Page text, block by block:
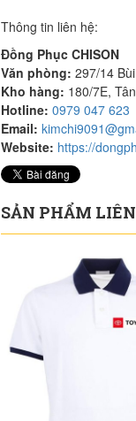
Thông tin liên hệ:
Đồng Phục CHISON
Văn phòng: 297/14
Kho hàng: 180/7E,
Hotline: 0979 047 623
Email:
Website: https://
SẢN PHẨM